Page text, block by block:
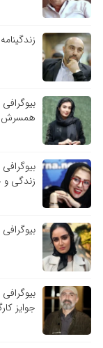
همسرش
زندگی و
جوایز